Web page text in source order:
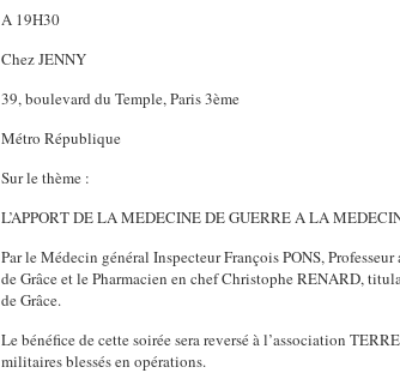
A 19H30
Chez JENNY
39, boulevard du Temple, Paris 3ème
Métro République
Sur le thème :
L’APPORT DE LA MEDECINE DE GUERRE A LA
Par le Médecin général Inspecteur François PONS,
de Grâce et le Pharmacien en chef Christophe RENARD,
de Grâce.
Le bénéfice de cette soirée sera reversé à l’association
militaires blessés en opérations.